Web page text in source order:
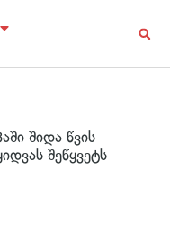
შიდა წვის
შეწყვეტს